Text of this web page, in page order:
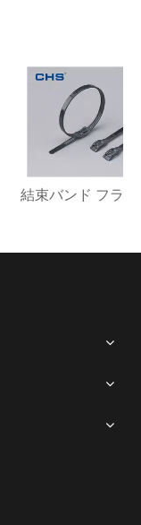
結束バンド フラットヘッドタイ